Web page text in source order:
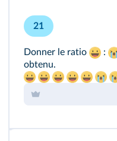
21
Donner le ratio :
obtenu.